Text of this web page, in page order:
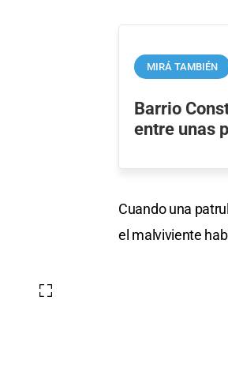
MIRÁ TAMBIÉN
Barrio
entre unas
Cuando una
el malviviente